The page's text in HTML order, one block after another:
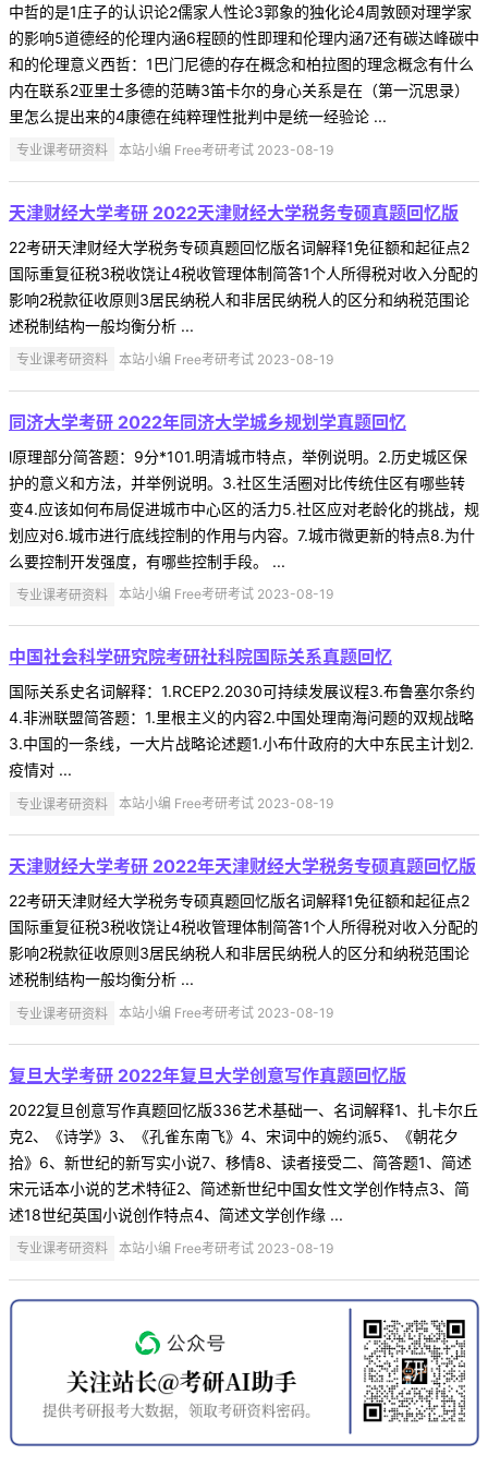
中哲的是1庄子的认识论2儒家人性论3郭象的独化论4周敦颐对理学家
的影响5道德经的伦理内涵6程颐的性即理和伦理内涵7还有碳达峰碳中
和的伦理意义西哲：1巴门尼德的存在概念和柏拉图的理念概念有什么
内在联系2亚里士多德的范畴3笛卡尔的身心关系是在（第一沉思录）
里怎么提出来的4康德在纯粹理性批判中是统一经验论 ...
专业课考研资料 本站小编 Free考研考试 2023-08-19
天津财经大学考研 2022天津财经大学税务专硕真题回忆版
22考研天津财经大学税务专硕真题回忆版名词解释1免征额和起征点2
国际重复征税3税收饶让4税收管理体制简答1个人所得税对收入分配的
影响2税款征收原则3居民纳税人和非居民纳税人的区分和纳税范围论
述税制结构一般均衡分析 ...
专业课考研资料 本站小编 Free考研考试 2023-08-19
同济大学考研 2022年同济大学城乡规划学真题回忆
l原理部分简答题：9分*101.明清城市特点，举例说明。2.历史城区保
护的意义和方法，并举例说明。3.社区生活圈对比传统住区有哪些转
变4.应该如何布局促进城市中心区的活力5.社区应对老龄化的挑战，规
划应对6.城市进行底线控制的作用与内容。7.城市微更新的特点8.为什
么要控制开发强度，有哪些控制手段。 ...
专业课考研资料 本站小编 Free考研考试 2023-08-19
中国社会科学研究院考研社科院国际关系真题回忆
国际关系史名词解释：1.RCEP2.2030可持续发展议程3.布鲁塞尔条约
4.非洲联盟简答题：1.里根主义的内容2.中国处理南海问题的双规战略
3.中国的一条线，一大片战略论述题1.小布什政府的大中东民主计划2.
疫情对 ...
专业课考研资料 本站小编 Free考研考试 2023-08-19
天津财经大学考研 2022年天津财经大学税务专硕真题回忆版
22考研天津财经大学税务专硕真题回忆版名词解释1免征额和起征点2
国际重复征税3税收饶让4税收管理体制简答1个人所得税对收入分配的
影响2税款征收原则3居民纳税人和非居民纳税人的区分和纳税范围论
述税制结构一般均衡分析 ...
专业课考研资料 本站小编 Free考研考试 2023-08-19
复旦大学考研 2022年复旦大学创意写作真题回忆版
2022复旦创意写作真题回忆版336艺术基础一、名词解释1、扎卡尔丘
克2、《诗学》3、《孔雀东南飞》4、宋词中的婉约派5、《朝花夕
拾》6、新世纪的新写实小说7、移情8、读者接受二、简答题1、简述
宋元话本小说的艺术特征2、简述新世纪中国女性文学创作特点3、简
述18世纪英国小说创作特点4、简述文学创作缘 ...
专业课考研资料 本站小编 Free考研考试 2023-08-19